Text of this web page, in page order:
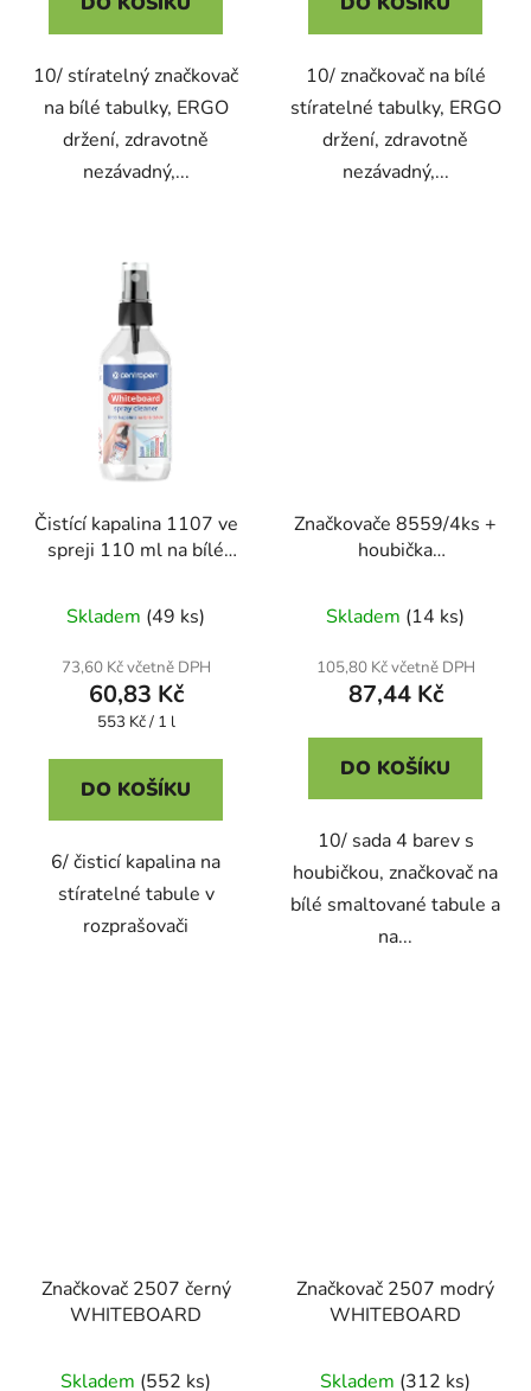
10/ stíratelný značkovač
na bílé tabulky, ERGO
držení, zdravotně
nezávadný,...
10/ značkovač na bílé
stíratelné tabulky, ERGO
držení, zdravotně
nezávadný,...
Čistící kapalina 1107 ve
spreji 110 ml na bílé
Skladem (49 ks)
73,60 Kč včetně DPH
60,83 Kč
Měrná
553 Kč / 1 l
DO KOŠÍKU
6/ čisticí kapalina na
stíratelné tabule v
rozprašovači
Značkovače 8559/4ks +
houbička
Skladem (14 ks)
105,80 Kč včetně DPH
87,44 Kč
DO KOŠÍKU
10/ sada 4 barev s
houbičkou, značkovač na
bílé smaltované tabule a
na...
Značkovač 2507 černý
WHITEBOARD
Skladem (552 ks)
Značkovač 2507 modrý
WHITEBOARD
Skladem (312 ks)